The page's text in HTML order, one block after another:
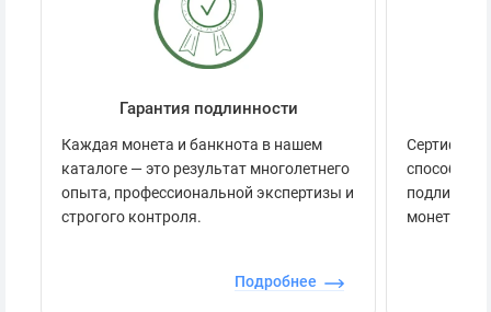
Гарантия подлинности
Каждая монета и банкнота в нашем
каталоге — это результат многолетнего
опыта, профессиональной экспертизы и
строгого контроля.
Подробнее
способов
монеты.